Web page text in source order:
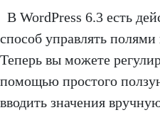
В WordPress 6.3 есть
способ управлять
Теперь вы можете
помощью простого
вводить значения